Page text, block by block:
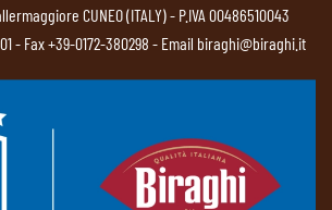
CUNEO (ITALY) - P.IVA 00486510043
- Fax +39-0172-380298 - Email biraghi@biraghi.it